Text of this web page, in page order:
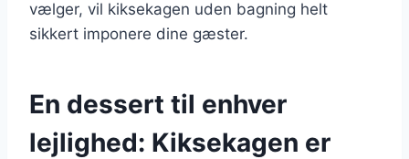
vælger, vil kiksekagen uden bagning helt
sikkert imponere dine gæster.
En dessert til enhver
lejlighed: Kiksekagen er